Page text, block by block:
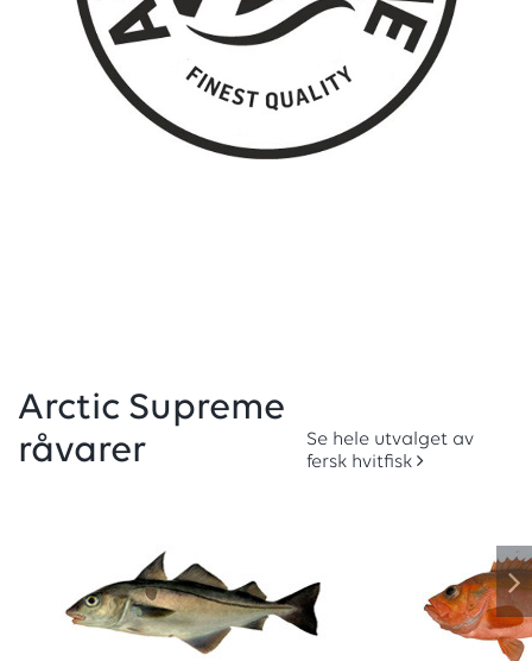
Arctic Supreme
råvarer
Se hele utvalget av
fersk hvitfisk